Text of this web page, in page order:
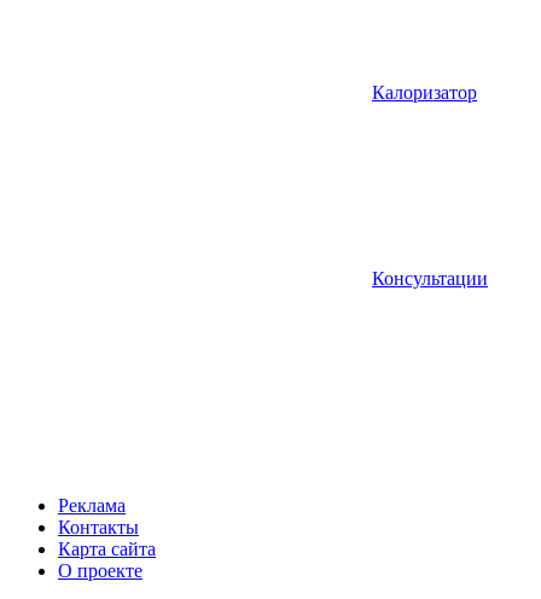
Калоризатор
Консультации
Реклама
Контакты
Карта сайта
О проекте